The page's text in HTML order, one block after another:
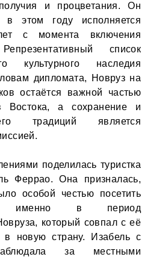
и процветания. Он
в этом году исполняется
с момента включения
список
культурного наследия
дипломата, Новруз на
остаётся важной частью
Востока, а сохранение и
традиций является
поделилась туристка
Феррао. Она призналась,
особой честью посетить
именно в период
который совпал с её
в новую страну. Изабель с
за местными